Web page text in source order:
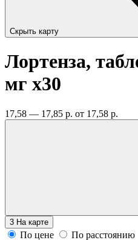
Скрыть карту
Лортенза,
мг x30
17,58 — 17,85 р. от 17,58 р.
3 На карте
По цене
По расстоянию